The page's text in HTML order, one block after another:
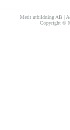
Merit utbildning